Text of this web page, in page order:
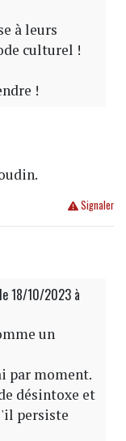
à leurs
culturel !
!
Signaler
le 18/10/2023 à
un
par moment.
désintoxe et
persiste